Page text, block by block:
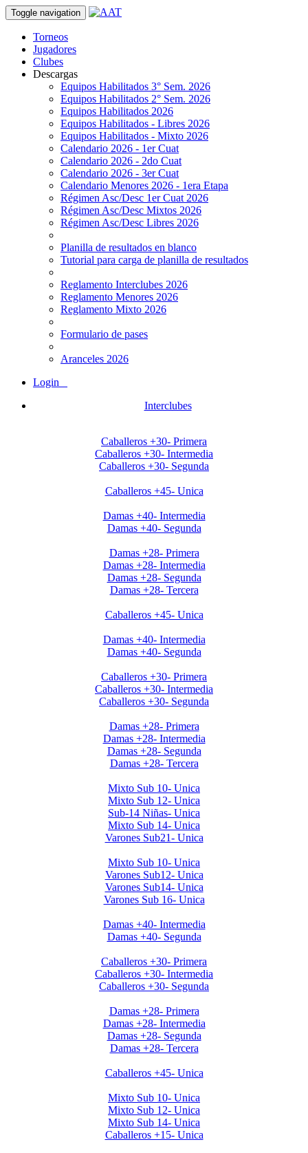
Toggle navigation
Torneos
Jugadores
Clubes
Descargas
Equipos Habilitados 3° Sem. 2026
Equipos Habilitados 2° Sem. 2026
Equipos Habilitados 2026
Equipos Habilitados - Libres 2026
Equipos Habilitados - Mixto 2026
Calendario 2026 - 1er Cuat
Calendario 2026 - 2do Cuat
Calendario 2026 - 3er Cuat
Calendario Menores 2026 - 1era Etapa
Régimen Asc/Desc 1er Cuat 2026
Régimen Asc/Desc Mixtos 2026
Régimen Asc/Desc Libres 2026
Planilla de resultados en blanco
Tutorial para carga de planilla de resultados
Reglamento Interclubes 2026
Reglamento Menores 2026
Reglamento Mixto 2026
Formulario de pases
Aranceles 2026
Login
Interclubes
Caballeros +30- Primera
Caballeros +30- Intermedia
Caballeros +30- Segunda
Caballeros +45- Unica
Damas +40- Intermedia
Damas +40- Segunda
Damas +28- Primera
Damas +28- Intermedia
Damas +28- Segunda
Damas +28- Tercera
Caballeros +45- Unica
Damas +40- Intermedia
Damas +40- Segunda
Caballeros +30- Primera
Caballeros +30- Intermedia
Caballeros +30- Segunda
Damas +28- Primera
Damas +28- Intermedia
Damas +28- Segunda
Damas +28- Tercera
Mixto Sub 10- Unica
Mixto Sub 12- Unica
Sub-14 Niñas- Unica
Mixto Sub 14- Unica
Varones Sub21- Unica
Mixto Sub 10- Unica
Varones Sub12- Unica
Varones Sub14- Unica
Varones Sub 16- Unica
Damas +40- Intermedia
Damas +40- Segunda
Caballeros +30- Primera
Caballeros +30- Intermedia
Caballeros +30- Segunda
Damas +28- Primera
Damas +28- Intermedia
Damas +28- Segunda
Damas +28- Tercera
Caballeros +45- Unica
Mixto Sub 10- Unica
Mixto Sub 12- Unica
Mixto Sub 14- Unica
Caballeros +15- Unica